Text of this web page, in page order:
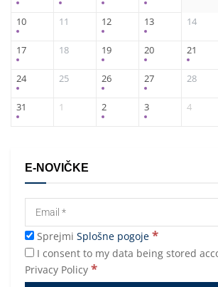
10 11 12 13 14
17 18 19 20 21
24 25 26 27 28
31 1 2 3 4
E-NOVIČKE
Sprejmi Splošne pogoje *
I consent to my data being stored
Privacy Policy *